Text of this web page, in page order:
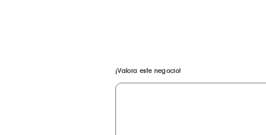
¡Valora este negocio!